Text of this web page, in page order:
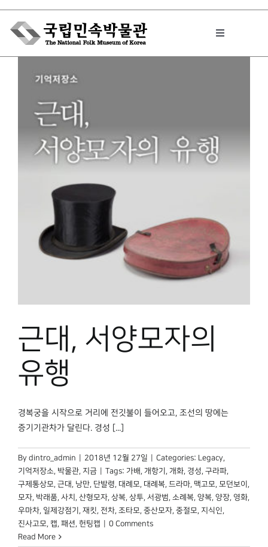
Skip
content
Toggle
박물관에서는
민속이야기
원문보기 PDF
근대, 서양모자의
유행
경복궁을 시작으로 거리에 전깃불이 들어오고, 조선의 땅에는
증기기관차가 달린다. 경성 [...]
By dintro_admin 2018년 12월 27일 Categories: Legacy,
기억저장소, 박물관, 지금 Tags: 가배 , 개항기 , 개화, 경성, 구라파,
구제통상모, 근대 , 낭만, 단발령, 대례모, 대례복, 드라마, 맥고모, 모던보이 ,
모자, 박래품, 사치 , 산형모자, 상복, 상투, 서광범, 소례복, 양복, 양장, 영화,
우마차, 일제강점기 , 재킷, 전차, 조타모, 중산모자, 중절모, 지식인,
진사고모, 캡, 패션, 헌팅캡
0 Comments
Read More